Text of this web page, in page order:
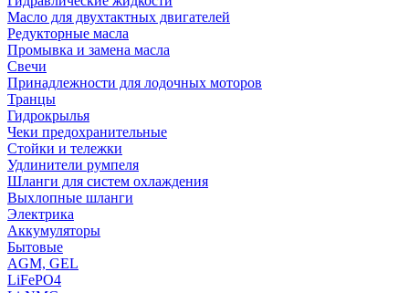
Масло для двухтактных двигателей
Редукторные масла
Промывка и замена масла
Свечи
Принадлежности для лодочных моторов
Транцы
Гидрокрылья
Чеки предохранительные
Стойки и тележки
Удлинители румпеля
Шланги для систем охлаждения
Выхлопные шланги
Электрика
Аккумуляторы
Бытовые
AGM, GEL
LiFePO4